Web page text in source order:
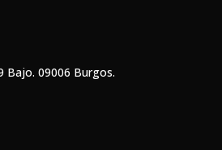
Bajo. 09006 Burgos.